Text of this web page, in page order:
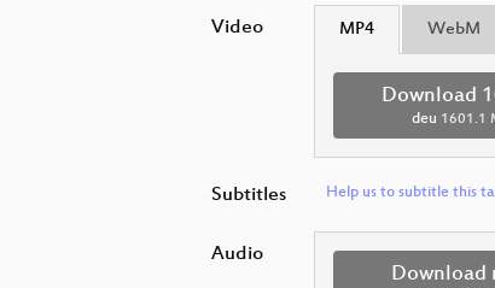
Video MP4 WebM
Download
deu 1601.1
Subtitles Help us to subtitle this
Audio
Download